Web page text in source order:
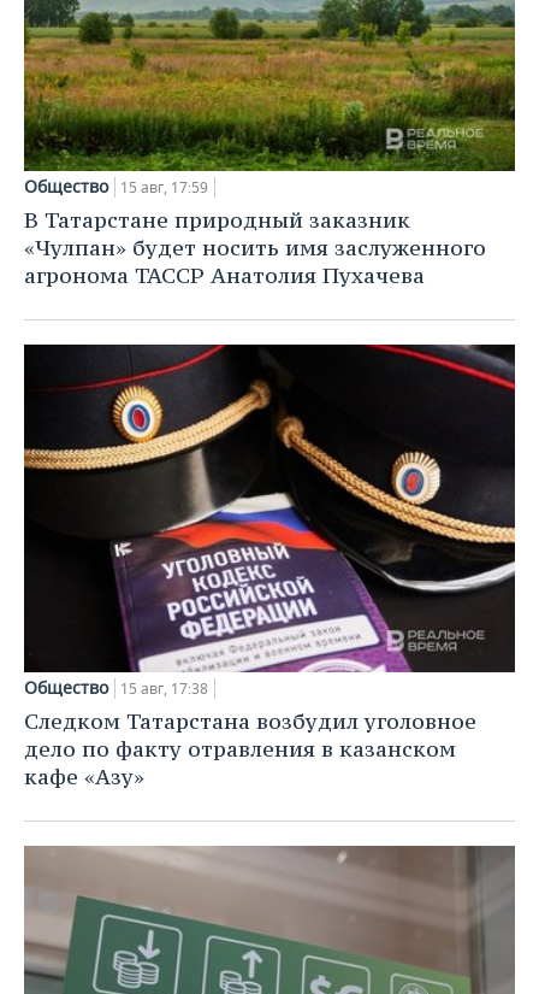
Общество 15 авг, 17:59
В Татарстане природный заказник
«Чулпан» будет носить имя заслуженного
агронома ТАССР Анатолия Пухачева
Общество 15 авг, 17:38
Следком Татарстана возбудил уголовное
дело по факту отравления в казанском
кафе «Азу»